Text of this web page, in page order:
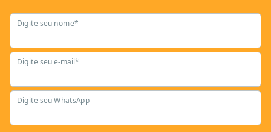
Digite seu nome*
Digite seu e-mail*
Digite seu WhatsApp